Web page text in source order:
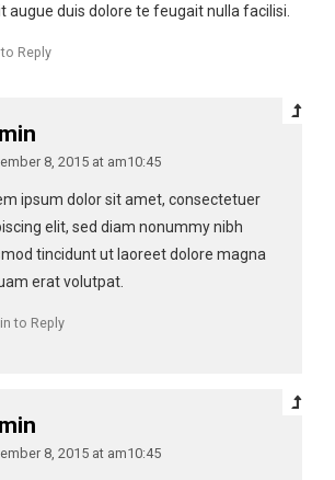
augue duis dolore te feugait nulla facilisi.
Reply
8, 2015 at am10:45
ipsum dolor sit amet, consectetuer
elit, sed diam nonummy nibh
tincidunt ut laoreet dolore magna
erat volutpat.
to Reply
8, 2015 at am10:45